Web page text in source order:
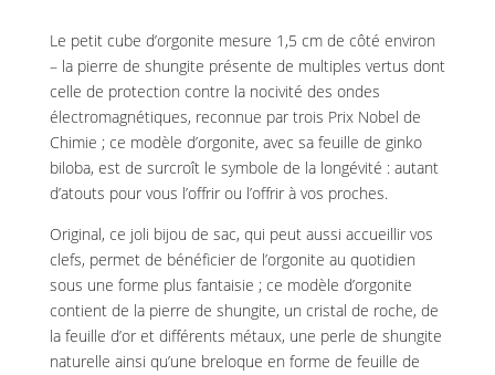
Le petit cube d’orgonite mesure 1,5 cm de côté environ
– la pierre de shungite présente de multiples vertus dont
celle de protection contre la nocivité des ondes
électromagnétiques, reconnue par trois Prix Nobel de
Chimie ; ce modèle d’orgonite, avec sa feuille de ginko
biloba, est de surcroît le symbole de la longévité : autant
d’atouts pour vous l’offrir ou l’offrir à vos proches.
Original, ce joli bijou de sac, qui peut aussi accueillir vos
clefs, permet de bénéficier de l’orgonite au quotidien
sous une forme plus fantaisie ; ce modèle d’orgonite
contient de la pierre de shungite, un cristal de roche, de
la feuille d’or et différents métaux, une perle de shungite
naturelle ainsi qu’une breloque en forme de feuille de